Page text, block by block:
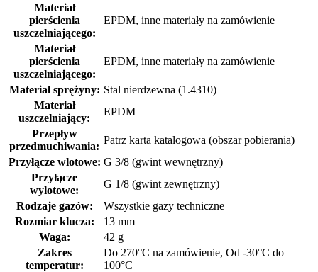
Materiał
pierścienia
uszczelniającego:
EPDM, inne materiały na zamówienie
Materiał
pierścienia
uszczelniającego:
EPDM, inne materiały na zamówienie
Materiał sprężyny: Stal nierdzewna (1.4310)
Materiał
uszczelniający:
EPDM
Przepływ
przedmuchiwania:
Patrz karta katalogowa (obszar pobierania)
Przyłącze wlotowe: G 3/8 (gwint wewnętrzny)
Przyłącze
wylotowe:
G 1/8 (gwint zewnętrzny)
Rodzaje gazów:
Wszystkie gazy techniczne
Rozmiar klucza:
13 mm
Waga:
42 g
Zakres
temperatur:
Do 270°C na zamówienie, Od -30°C do
100°C